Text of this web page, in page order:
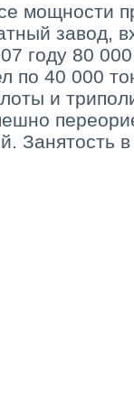
мощности
завод,
году 80
по 40 000
и
Занятость в